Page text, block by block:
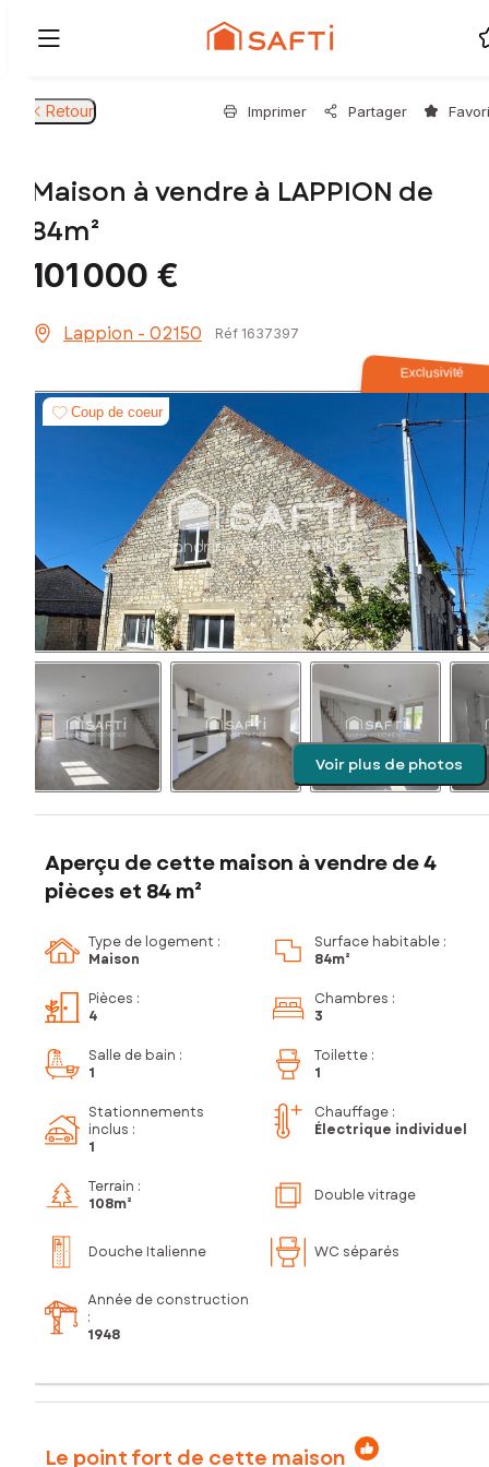
Retour Imprimer Partager
Maison à vendre à LAPPION de
84m²
101 000 €
Lappion - 02150 Réf 1637397
Exclusivité
Coup de coeur
Voir plus de photos
Aperçu de cette maison à vendre de 4
pièces et 84 m²
Type de logement :
Maison
Surface habitable :
84m²
Pièces :
4
Chambres :
3
Salle de bain :
1
Toilette :
1
Stationnements
inclus :
1
Chauffage :
Électrique individuel
Terrain :
108m²
Double vitrage
Douche Italienne WC séparés
Année de construction
:
1948
Le point fort de cette maison